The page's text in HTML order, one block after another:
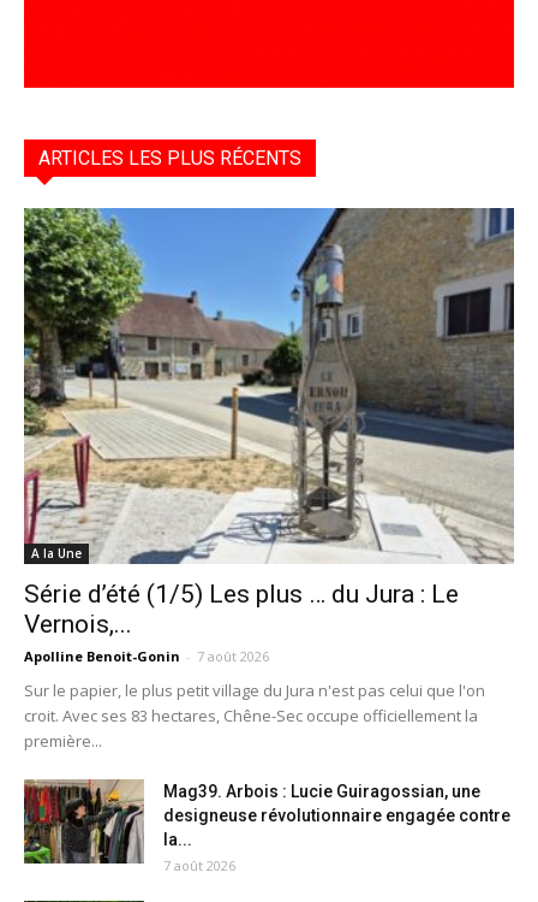
ARTICLES LES PLUS RÉCENTS
A la Une
Série d’été (1/5) Les plus … du Jura : Le
Vernois,...
Apolline Benoit-Gonin - 7 août 2026
Sur le papier, le plus petit village du Jura n'est pas celui que l'on
croit. Avec ses 83 hectares, Chêne-Sec occupe officiellement la
première...
Mag39. Arbois : Lucie Guiragossian, une
designeuse révolutionnaire engagée contre
la...
7 août 2026